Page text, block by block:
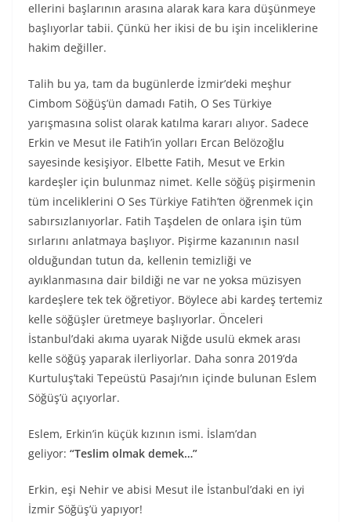
ellerini başlarının arasına alarak kara kara düşünmeye
başlıyorlar tabii. Çünkü her ikisi de bu işin inceliklerine
hakim değiller.
Talih bu ya, tam da bugünlerde İzmir’deki meşhur
Cimbom Söğüş’ün damadı Fatih, O Ses Türkiye
yarışmasına solist olarak katılma kararı alıyor. Sadece
Erkin ve Mesut ile Fatih’in yolları Ercan Belözoğlu
sayesinde kesişiyor. Elbette Fatih, Mesut ve Erkin
kardeşler için bulunmaz nimet. Kelle söğüş pişirmenin
tüm inceliklerini O Ses Türkiye Fatih’ten öğrenmek için
sabırsızlanıyorlar. Fatih Taşdelen de onlara işin tüm
sırlarını anlatmaya başlıyor. Pişirme kazanının nasıl
olduğundan tutun da, kellenin temizliği ve
ayıklanmasına dair bildiği ne var ne yoksa müzisyen
kardeşlere tek tek öğretiyor. Böylece abi kardeş tertemiz
kelle söğüşler üretmeye başlıyorlar. Önceleri
İstanbul’daki akıma uyarak Niğde usulü ekmek arası
kelle söğüş yaparak ilerliyorlar. Daha sonra 2019’da
Kurtuluş’taki Tepeüstü Pasajı’nın içinde bulunan Eslem
Söğüş’ü açıyorlar.
Eslem, Erkin’in küçük kızının ismi. İslam’dan
geliyor: “Teslim olmak demek…”
Erkin, eşi Nehir ve abisi Mesut ile İstanbul’daki en iyi
İzmir Söğüş’ü yapıyor!